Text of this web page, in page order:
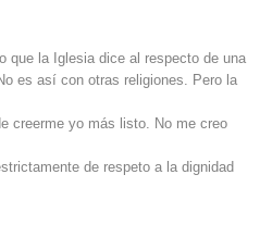
que la Iglesia dice al respecto de una
es así con otras religiones. Pero la
creerme yo más listo. No me creo
de respeto a la dignidad